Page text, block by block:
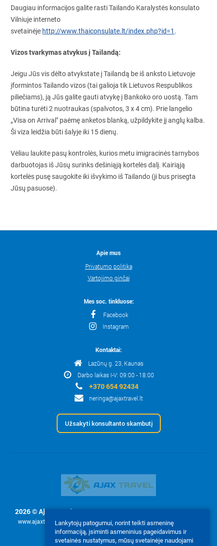
Daugiau informacijos galite rasti Tailando Karalystės konsulato
Vilniuje interneto
svetainėje http://www.thaiconsulate.lt/index.php?id=1 .
Vizos tvarkymas atvykus į Tailandą:
Jeigu Jūs vis dėlto atvykstate į Tailandą be iš anksto Lietuvoje
įformintos Tailando vizos (tai galioja tik Lietuvos Respublikos
piliečiams), ją Jūs galite gauti atvykę į Bankoko oro uostą. Tam
būtina turėti 2 nuotraukas (spalvotos, 3 x 4 cm). Prie langelio
„Visa on Arrival" paėmę anketos blanką, užpildykite jį anglų kalba.
Ši viza leidžia būti šalyje iki 15 dienų.
Vėliau laukite pasų kontrolės, kurios metu imigracinės tarnybos
darbuotojas iš Jūsų surinks dešiniąją kortelės dalį. Kairiąją
kortelės pusę saugokite iki išvykimo iš Tailando (ji bus prisegta
Jūsų pasuose).
Apie mus
Privatumo politika
Vartojimo ginčai
Mes soc. tinkluose:
Facebook
Instagram
Kontaktai:
Lazūnų g. 23, Kaunas
Darbo laikas I-V: 09:00 - 18:00
+370 654 92434
neringa@ajaxtravel.lt
Užsakyti konsultanto skambutį
2026 © Ajax Travel, UAB
www.ajaxtravel.lt leidžiamas tik pagal užklausimą su raštišku įmonės
leidimu Ajax Travel, UAB.
Lankytojų patogumui, norint teikti asmeninę
informaciją, įsiminti asmeninius pageidavimus ir
svetainės nustatymus, mūsų svetainėje naudojami